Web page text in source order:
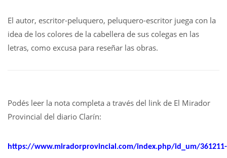
El autor, escritor-peluquero, peluquero-escritor juega con la
idea de los colores de la cabellera de sus colegas en las
letras, como excusa para reseñar las obras.
Podés leer la nota completa a través del link de El Mirador
Provincial del diario Clarín:
https://www.miradorprovincial.com/index.php/id_um/361211-